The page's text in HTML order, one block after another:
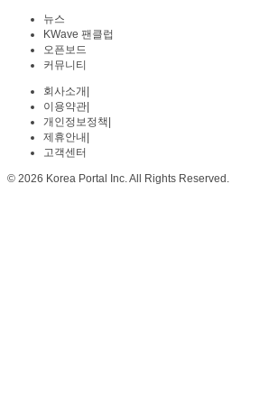
뉴스
KWave 팬클럽
오픈보드
커뮤니티
회사소개
이용약관
개인정보정책
제휴안내
고객센터
© 2026 Korea Portal Inc. All Rights Reserved.